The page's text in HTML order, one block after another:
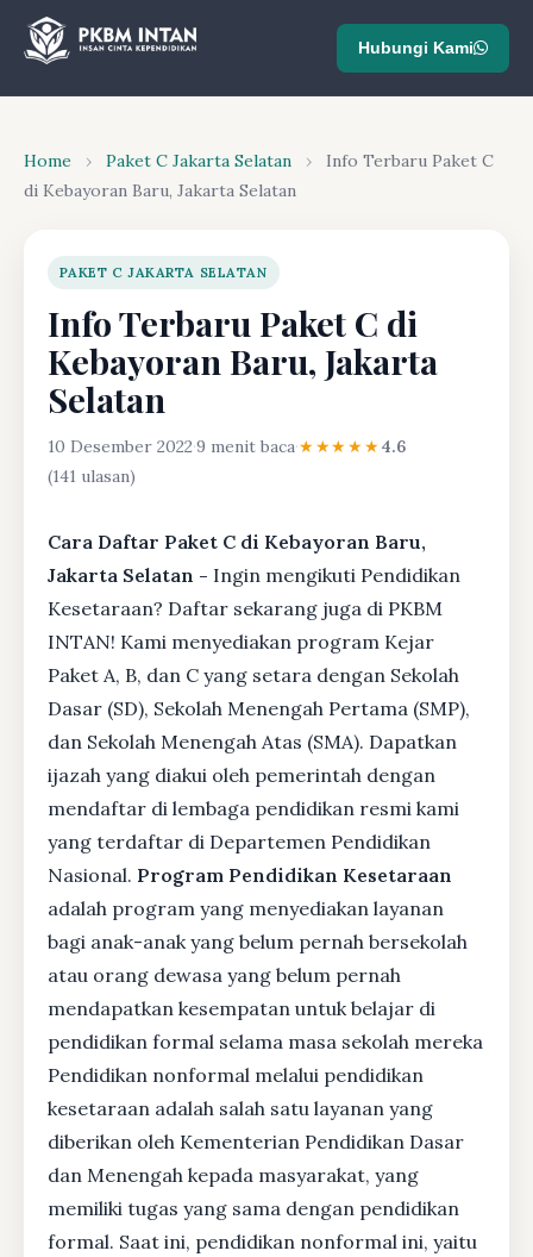
Hubungi Kami
Home › Paket C Jakarta Selatan ›
Info Terbaru Paket C
di Kebayoran Baru, Jakarta Selatan
PAKET C JAKARTA SELATAN
Info Terbaru Paket C di
Kebayoran Baru, Jakarta
Selatan
10 Desember 2022·9 menit baca·★★★★★4.6
(141 ulasan)
Cara Daftar Paket C di Kebayoran Baru,
Jakarta Selatan - Ingin mengikuti Pendidikan
Kesetaraan? Daftar sekarang juga di PKBM
INTAN! Kami menyediakan program Kejar
Paket A, B, dan C yang setara dengan Sekolah
Dasar (SD), Sekolah Menengah Pertama (SMP),
dan Sekolah Menengah Atas (SMA). Dapatkan
ijazah yang diakui oleh pemerintah dengan
mendaftar di lembaga pendidikan resmi kami
yang terdaftar di Departemen Pendidikan
Nasional. Program Pendidikan Kesetaraan
adalah program yang menyediakan layanan
bagi anak-anak yang belum pernah bersekolah
atau orang dewasa yang belum pernah
mendapatkan kesempatan untuk belajar di
pendidikan formal selama masa sekolah mereka
Pendidikan nonformal melalui pendidikan
kesetaraan adalah salah satu layanan yang
diberikan oleh Kementerian Pendidikan Dasar
dan Menengah kepada masyarakat, yang
memiliki tugas yang sama dengan pendidikan
formal. Saat ini, pendidikan nonformal ini, yaitu